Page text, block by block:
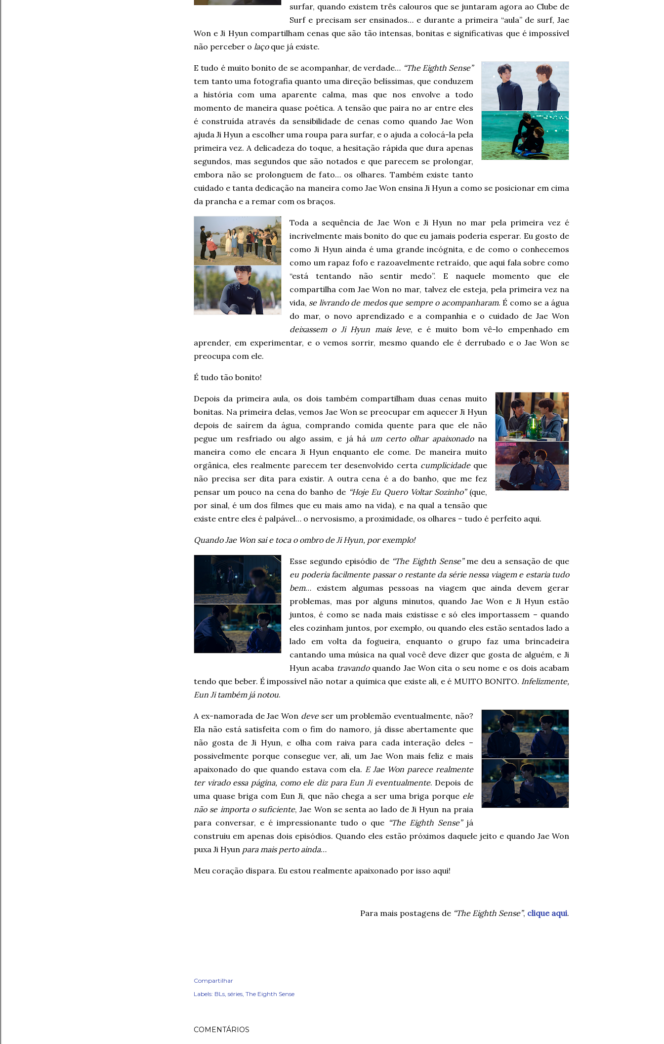
surfar, quando existem três calouros que se juntaram agora ao Clube de
Surf e precisam ser ensinados… e durante a primeira “aula” de surf, Jae
Won e Ji Hyun compartilham cenas que são tão intensas, bonitas e significativas que é impossível
não perceber o laçoque já existe.
E tudo é muito bonito de se acompanhar, de verdade… “The Eighth Sense”
tem tanto uma fotografia quanto uma direção belíssimas, que conduzem
a história com uma aparente calma, mas que nos envolve a todo
momento de maneira quase poética. A tensão que paira no ar entre eles
é construída através da sensibilidade de cenas como quando Jae Won
ajuda Ji Hyun a escolher uma roupa para surfar, e o ajuda a colocá-la pela
primeira vez. A delicadeza do toque, a hesitação rápida que dura apenas
segundos, mas segundos que são notados e que parecem se prolongar,
embora não se prolonguem de fato… os olhares. Também existe tanto
cuidado e tanta dedicação na maneira como Jae Won ensina Ji Hyun a como se posicionar em cima
da prancha e a remar com os braços.
Toda a sequência de Jae Won e Ji Hyun no mar pela primeira vez é
incrivelmente mais bonito do que eu jamais poderia esperar. Eu gosto de
como Ji Hyun ainda é uma grande incógnita, e de como o conhecemos
como um rapaz fofo e razoavelmente retraído, que aqui fala sobre como
“está tentando não sentir medo”. E naquele momento que ele
compartilha com Jae Won no mar, talvez ele esteja, pela primeira vez na
vida, se livrando de medos que sempre o acompanharam. É como se a água
do mar, o novo aprendizado e a companhia e o cuidado de Jae Won
deixassem o Ji Hyun mais leve, e é muito bom vê-lo empenhado em
aprender, em experimentar, e o vemos sorrir, mesmo quando ele é derrubado e o Jae Won se
preocupa com ele.
É tudo tão bonito!
Depois da primeira aula, os dois também compartilham duas cenas muito
bonitas. Na primeira delas, vemos Jae Won se preocupar em aquecer Ji Hyun
depois de saírem da água, comprando comida quente para que ele não
pegue um resfriado ou algo assim, e já há um certo olhar apaixonadona
maneira como ele encara Ji Hyun enquanto ele come. De maneira muito
orgânica, eles realmente parecem ter desenvolvido certa cumplicidadeque
não precisa ser dita para existir. A outra cena é a do banho, que me fez
pensar um pouco na cena do banho de “Hoje Eu Quero Voltar Sozinho”(que,
por sinal, é um dos filmes que eu mais amo na vida), e na qual a tensão que
existe entre eles é palpável… o nervosismo, a proximidade, os olhares – tudo é perfeito aqui.
Quando Jae Won sai e toca o ombro de Ji Hyun, por exemplo!
Esse segundo episódio de “The Eighth Sense”me deu a sensação de que
eu poderia facilmente passar o restante da série nessa viagem e estaria tudo
bem… existem algumas pessoas na viagem que ainda devem gerar
problemas, mas por alguns minutos, quando Jae Won e Ji Hyun estão
juntos, é como se nada mais existisse e só eles importassem – quando
eles cozinham juntos, por exemplo, ou quando eles estão sentados lado a
lado em volta da fogueira, enquanto o grupo faz uma brincadeira
cantando uma música na qual você deve dizer que gosta de alguém, e Ji
Hyun acaba travandoquando Jae Won cita o seu nome e os dois acabam
tendo que beber. É impossível não notar a química que existe ali, e é MUITO BONITO. Infelizmente,
Eun Ji também já notou.
A ex-namorada de Jae Won deveser um problemão eventualmente, não?
Ela não está satisfeita com o fim do namoro, já disse abertamente que
não gosta de Ji Hyun, e olha com raiva para cada interação deles –
possivelmente porque consegue ver, ali, um Jae Won mais feliz e mais
apaixonado do que quando estava com ela. E Jae Won parece realmente
ter virado essa página, como ele diz para Eun Ji eventualmente. Depois de
uma quase briga com Eun Ji, que não chega a ser uma briga porque ele
não se importa o suficiente, Jae Won se senta ao lado de Ji Hyun na praia
para conversar, e é impressionante tudo o que “The Eighth Sense”já
construiu em apenas dois episódios. Quando eles estão próximos daquele jeito e quando Jae Won
puxa Ji Hyun para mais perto ainda…
Meu coração dispara. Eu estou realmente apaixonado por isso aqui!
Para mais postagens de “The Eighth Sense”, clique aqui.
Compartilhar
Labels: BLs séries The Eighth Sense
COMENTÁRIOS